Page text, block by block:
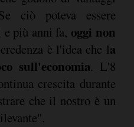
ciò poteva essere
più anni fa, oggi non
è l'idea che la
sull'economia. L'8
crescita durante
che il nostro è un